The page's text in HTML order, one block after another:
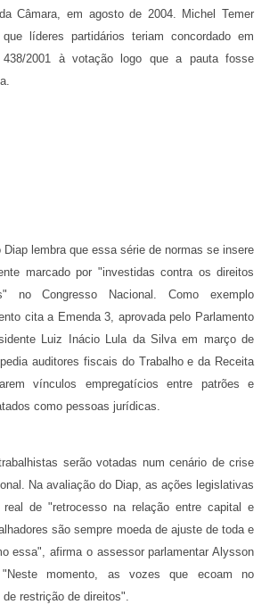
Câmara, em agosto de 2004. Michel Temer
líderes partidários teriam concordado em
2001 à votação logo que a pauta fosse
lembra que essa série de normas se insere
marcado por "investidas contra os direitos
no Congresso Nacional. Como exemplo
cita a Emenda 3, aprovada pelo Parlamento
Luiz Inácio Lula da Silva em março de
auditores fiscais do Trabalho e da Receita
vínculos empregatícios entre patrões e
como pessoas jurídicas.
serão votadas num cenário de crise
Na avaliação do Diap, as ações legislativas
real de "retrocesso na relação entre capital e
são sempre moeda de ajuste de toda e
essa", afirma o assessor parlamentar Alysson
momento, as vozes que ecoam no
restrição de direitos".